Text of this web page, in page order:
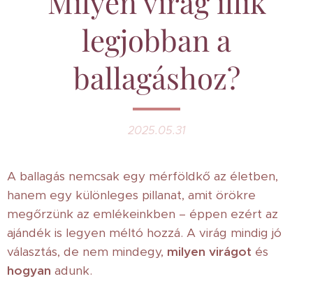
legjobban a
ballagáshoz?
2025.05.31
A ballagás nemcsak egy mérföldkő az életben,
hanem egy különleges pillanat, amit örökre
megőrzünk az emlékeinkben – éppen ezért az
ajándék is legyen méltó hozzá. A virág mindig jó
választás, de nem mindegy, milyen virágot és
hogyan adunk.